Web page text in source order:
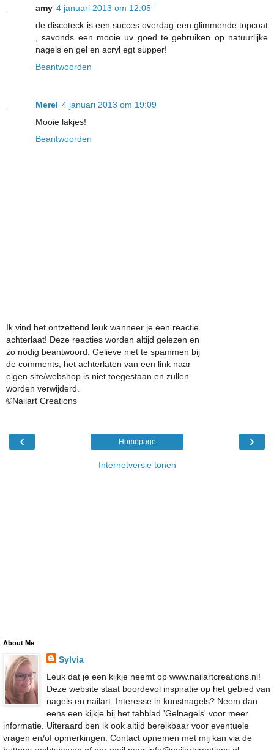
amy 4 januari 2013 om 12:05
de discoteck is een succes overdag een glimmende topcoat
, savonds een mooie uv goed te gebruiken op natuurlijke
nagels en gel en acryl egt supper!
Beantwoorden
Merel 4 januari 2013 om 19:09
Mooie lakjes!
Beantwoorden
Ik vind het ontzettend leuk wanneer je een reactie
achterlaat! Deze reacties worden altijd gelezen en
zo nodig beantwoord. Gelieve niet te spammen bij
de comments, het achterlaten van een link naar
eigen site/webshop is niet toegestaan en zullen
worden verwijderd.
©Nailart Creations
‹ ›
Homepage
Internetversie tonen
About Me
Sylvia
Leuk dat je een kijkje neemt op www.nailartcreations.nl!
Deze website staat boordevol inspiratie op het gebied van
nagels en nailart. Interesse in kunstnagels? Neem dan
eens een kijkje bij het tabblad 'Gelnagels' voor meer
informatie. Uiteraard ben ik ook altijd bereikbaar voor eventuele
vragen en/of opmerkingen. Contact opnemen met mij kan via de